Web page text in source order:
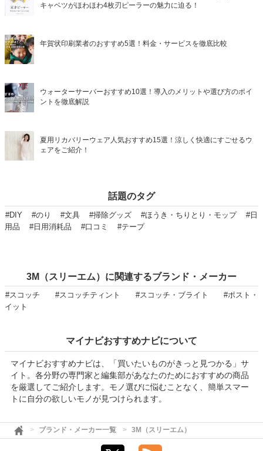
キャベツがほわほわ4枚刃ピーラーの魅力に迫る！
年賀状印刷業者のおすすめ5選！料金・サービスを徹底比較
ウォーターサーバーおすすめ10選！導入のメリットや選び方のポイ
ントを徹底解説
夏用リカバリーウェア人気おすすめ15選！涼しく快適にすごせるウ
ェアをご紹介！
話題のタグ
#DIY #のり #文具 #掃除グッズ #ほうき・ちりとり・モップ
#日
用品
#日用消耗品 #口コミ #テープ
3M（スリーエム）に関連するブランド・メーカー
#スコッチ #スコッチティント #スコッチ・ブライト
#ポスト・
イット
マイナビおすすめナビについて
マイナビおすすめナビは、「買いたいものがきっと見つかる」サ
イト。各分野の専門家と編集部があなたのためにおすすめの商品
を厳選してご紹介します。モノ選びに悩むことなく、簡単スマー
トに自分の欲しいモノが見つけられます。
ブランド・メーカー一覧 3M（スリーエム）